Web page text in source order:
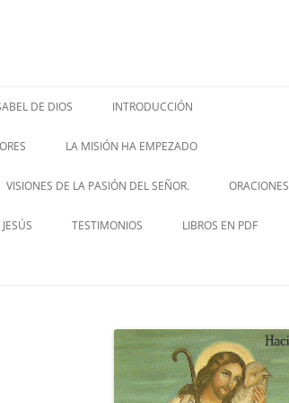
DE DIOS INTRODUCCIÓN
LA MISIÓN HA EMPEZADO
– ENGLISH –
VISIONES DE LA PASIÓN DEL SEÑOR. ORACIONES
VIA CRUCIS
TESTIMONIOS LIBROS EN PDF